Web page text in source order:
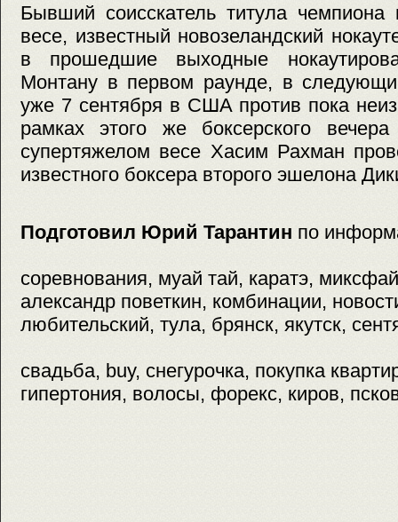
Бывший соисскатель титула
весе, известный новозеландский
в прошедшие выходные
Монтану в первом раунде, в
уже 7 сентября в США против пока
рамках этого же боксерского
супертяжелом весе Хасим Рахман
известного боксера второго эшелона
Подготовил Юрий Тарантин по
соревнования, муай тай, каратэ,
александр поветкин, комбинации,
любительский, тула, брянск, якутск,
свадьба, buy, снегурочка, покупка
гипертония, волосы, форекс, киров,